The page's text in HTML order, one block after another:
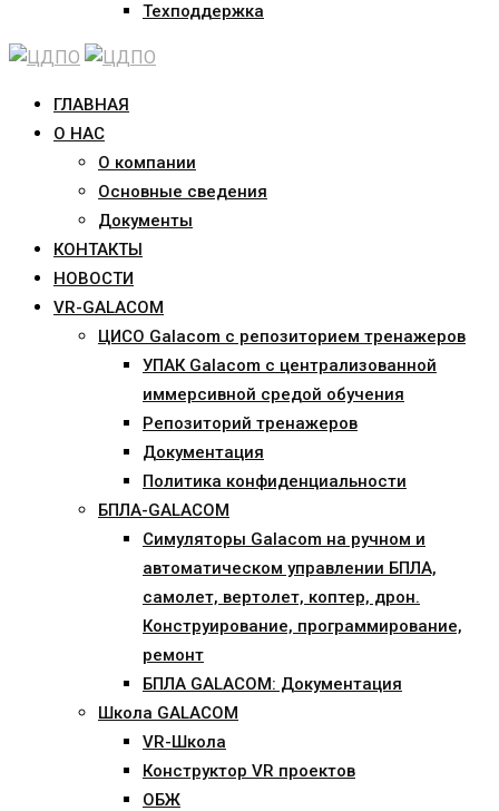
Техподдержка
ГЛАВНАЯ
О НАС
О компании
Основные сведения
Документы
КОНТАКТЫ
НОВОСТИ
VR-GALACOM
ЦИСО Galacom с репозиторием тренажеров
УПАК Galacom с централизованной
иммерсивной средой обучения
Репозиторий тренажеров
Документация
Политика конфиденциальности
БПЛА-GALACOM
Симуляторы Galacom на ручном и
автоматическом управлении БПЛА,
самолет, вертолет, коптер, дрон.
Конструирование, программирование,
ремонт
БПЛА GALACOM: Документация
Школа GALACOM
VR-Школа
Конструктор VR проектов
ОБЖ